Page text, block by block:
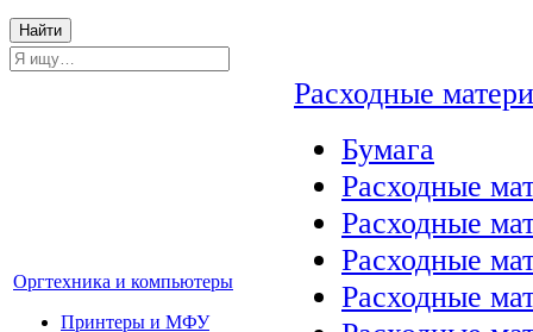
Найти
Оргтехника и компьютеры
Принтеры и МФУ
Расходные
Бумага
Расходные
Расходные
Расходные
Расходные